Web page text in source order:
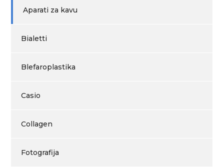
Aparati za kavu
Bialetti
Blefaroplastika
Casio
Collagen
Fotografija